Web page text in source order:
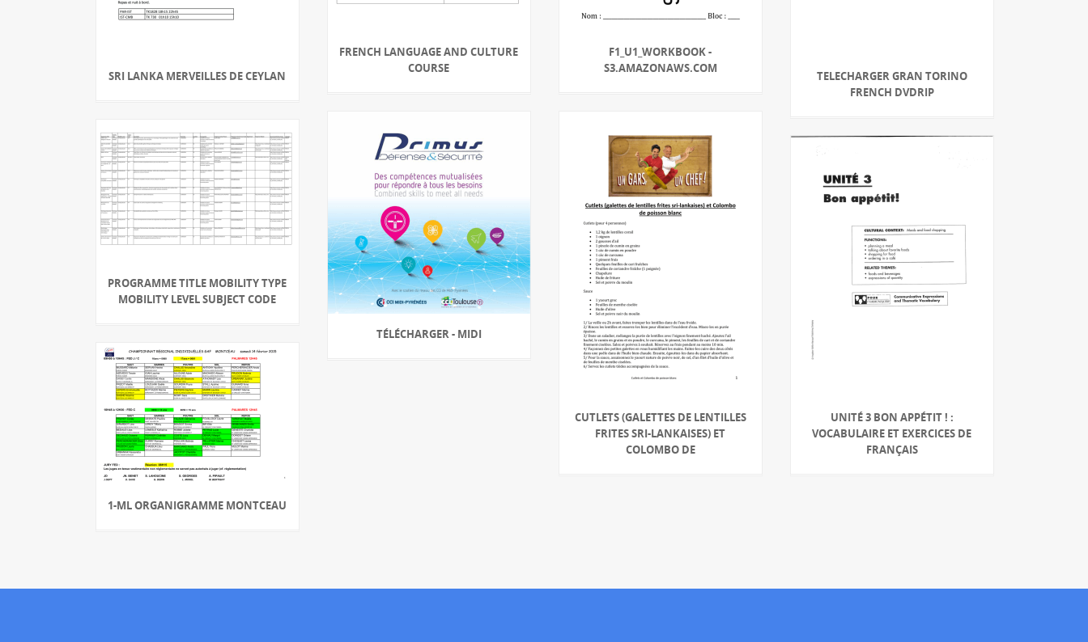
SRI LANKA MERVEILLES DE CEYLAN
FRENCH LANGUAGE AND CULTURE
COURSE
F1_U1_WORKBOOK -
S3.AMAZONAWS.COM
TELECHARGER GRAN TORINO
FRENCH DVDRIP
TÉLÉCHARGER - MIDI
CUTLETS (GALETTES DE LENTILLES
FRITES SRI-LANKAISES) ET
COLOMBO DE
PROGRAMME TITLE MOBILITY TYPE
MOBILITY LEVEL SUBJECT CODE
UNITÉ 3 BON APPÉTIT ! :
VOCABULAIRE ET EXERCICES DE
FRANÇAIS
1-ML ORGANIGRAMME MONTCEAU